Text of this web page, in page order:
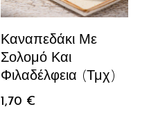
Καναπεδάκι Με
Σολομό Και
Φιλαδέλφεια (τμχ)
1,70 €